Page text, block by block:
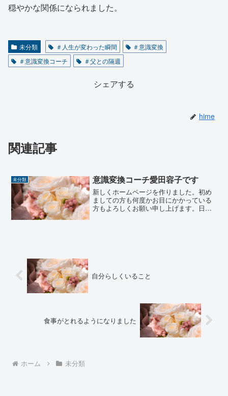
穏やかな関係になられました。
未分類 ＃人生が変わった瞬間
＃意識変換
＃意識変換コーチ
＃父との隔週
シェアする
hime
関連記事
未分類 意識変換コーチ愛田容子です
新しくホームページを作りました。初め
ましての方も何度かお目にかかっている
方もよろしくお願い申し上げます。日々
自分らしくいること
食事がとれるようになりました
ホーム 未分類